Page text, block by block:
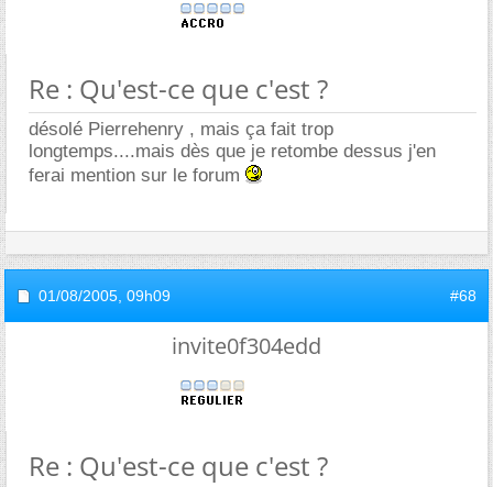
Re : Qu'est-ce que c'est ?
désolé Pierrehenry , mais ça fait trop
longtemps....mais dès que je retombe dessus j'en
ferai mention sur le forum
01/08/2005, 09h09 #68
invite0f304edd
Re : Qu'est-ce que c'est ?